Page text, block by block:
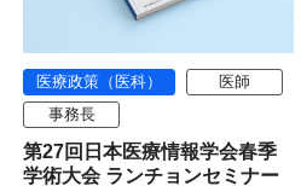
医療政策（医科）
医師
事務長
第27回日本医療情報学会春季
学術大会 ランチョンセミナー